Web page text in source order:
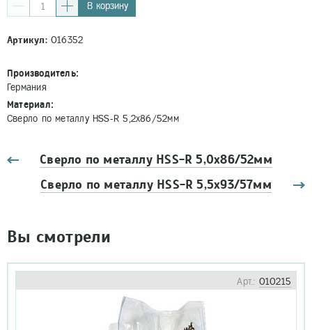
В корзину
Артикул:016352
Производитель:
Германия
Материал:
Сверло по металлу HSS-R 5,2x86/52мм
Сверло по металлу HSS-R 5,0x86/52мм
Сверло по металлу HSS-R 5,5x93/57мм
Вы смотрели
Арт.: 010215